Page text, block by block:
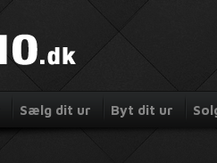
Sælg dit ur Byt dit ur